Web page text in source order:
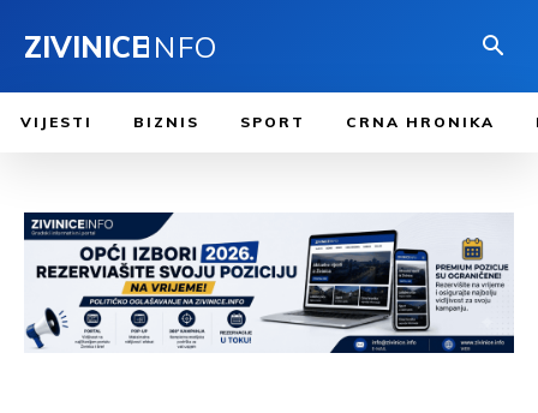
ZIVINICEINFO
VIJESTI BIZNIS SPORT CRNA HRONIKA